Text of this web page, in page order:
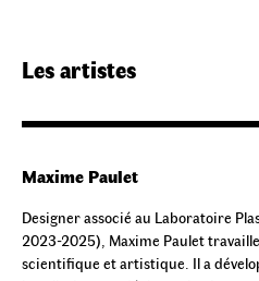
Les artistes
Maxime Paulet
Designer associé au Laboratoire
2023-2025), Maxime Paulet
scientifique et artistique. Il a